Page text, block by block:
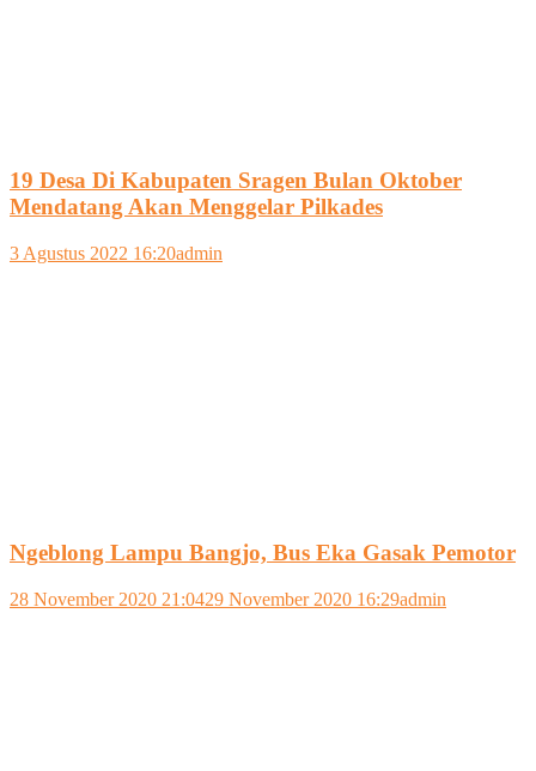
19 Desa Di Kabupaten Sragen Bulan Oktober
Mendatang Akan Menggelar Pilkades
3 Agustus 2022 16:20admin
Ngeblong Lampu Bangjo, Bus Eka Gasak Pemotor
28 November 2020 21:0429 November 2020 16:29admin